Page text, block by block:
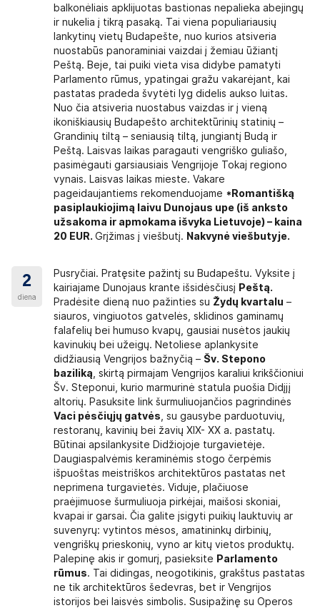
balkonėliais apklijuotas bastionas nepalieka abejingų
ir nukelia į tikrą pasaką. Tai viena populiariausių
lankytinų vietų Budapešte, nuo kurios atsiveria
nuostabūs panoraminiai vaizdai į žemiau ūžiantį
Peštą. Beje, tai puiki vieta visa didybe pamatyti
Parlamento rūmus, ypatingai gražu vakarėjant, kai
pastatas pradeda švytėti lyg didelis aukso luitas.
Nuo čia atsiveria nuostabus vaizdas ir į vieną
ikoniškiausių Budapešto architektūrinių statinių –
Grandinių tiltą – seniausią tiltą, jungiantį Budą ir
Peštą. Laisvas laikas paragauti vengriško guliašo,
pasimėgauti garsiausiais Vengrijoje Tokaj regiono
vynais. Laisvas laikas mieste. Vakare
pageidaujantiems rekomenduojame *Romantišką
pasiplaukiojimą laivu Dunojaus upe (iš anksto
užsakoma ir apmokama išvyka Lietuvoje) – kaina
20 EUR.Grįžimas į viešbutį. Nakvynė viešbutyje.
2
diena
Pusryčiai. Pratęsite pažintį su Budapeštu. Vyksite į
kairiajame Dunojaus krante išsidėsčiusį Peštą.
Pradėsite dieną nuo pažinties su Žydų kvartalu –
siauros, vingiuotos gatvelės, sklidinos gaminamų
falafelių bei humuso kvapų, gausiai nusėtos jaukių
kavinukių bei užeigų. Netoliese aplankysite
didžiausią Vengrijos bažnyčią – Šv. Stepono
baziliką , skirtą pirmajam Vengrijos karaliui krikščioniui
Šv. Steponui, kurio marmurinė statula puošia Didįjį
altorių. Pasuksite link šurmuliuojančios pagrindinės
Vaci pėsčiųjų gatvės , su gausybe parduotuvių,
restoranų, kavinių bei žavių XIX- XX a. pastatų.
Būtinai apsilankysite Didžiojoje turgavietėje.
Daugiaspalvėmis keraminėmis stogo čerpėmis
išpuoštas meistriškos architektūros pastatas net
neprimena turgavietės. Viduje, plačiuose
praėjimuose šurmuliuoja pirkėjai, maišosi skoniai,
kvapai ir garsai. Čia galite įsigyti puikių lauktuvių ar
suvenyrų: vytintos mėsos, amatininkų dirbinių,
vengriškų prieskonių, vyno ar kitų vietos produktų.
Palepinę akis ir gomurį, pasieksite Parlamento
rūmus. Tai didingas, neogotikinis, grakštus pastatas
ne tik architektūros šedevras, bet ir Vengrijos
istorijos bei laisvės simbolis. Susipažinę su Operos